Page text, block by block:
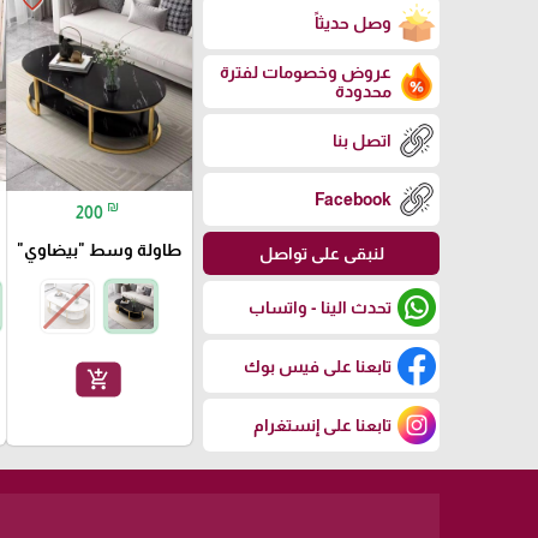
وصل حديثاً
عروض وخصومات لفترة
محدودة
اتصل بنا
Facebook
لنبقى على تواصل
تحدث الينا - واتساب
تابعنا على فيس بوك
تابعنا على إنستغرام
200 ₪
طاولة وسط "بيضاوي"
add_shopping_cart